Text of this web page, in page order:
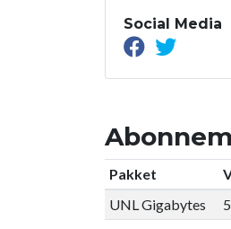
Social Media
Pakket
UNL Gigabytes